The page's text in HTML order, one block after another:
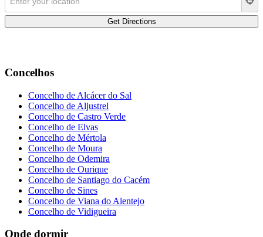
Concelhos
Concelho de Alcácer do Sal
Concelho de Aljustrel
Concelho de Castro Verde
Concelho de Elvas
Concelho de Mértola
Concelho de Moura
Concelho de Odemira
Concelho de Ourique
Concelho de Santiago do Cacém
Concelho de Sines
Concelho de Viana do Alentejo
Concelho de Vidigueira
Onde dormir